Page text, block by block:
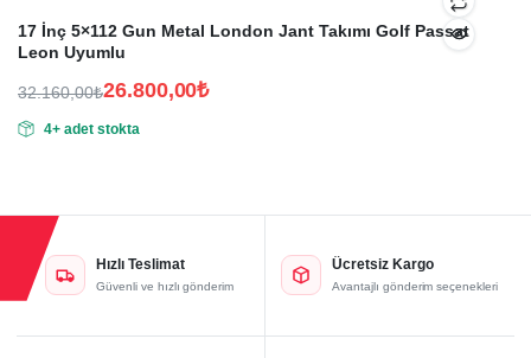
17 İnç 5×112 Gun Metal London Jant Takımı Golf Passat
Leon Uyumlu
32.160,00₺
fiyat:
26.800,00₺
andaki
4+ adet stokta
Hızlı Teslimat
Güvenli ve hızlı gönderim
Ücretsiz Kargo
Avantajlı gönderim seçenekleri